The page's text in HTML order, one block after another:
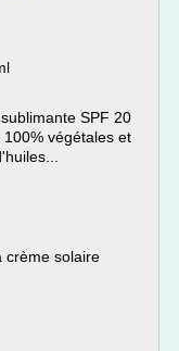
SPF 20
végétales et
crème solaire